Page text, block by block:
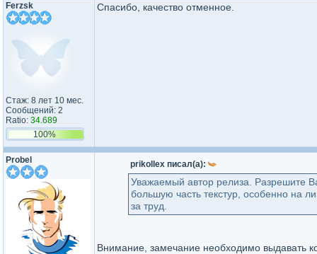
Ferzsk
Стаж: 8 лет 10 мес.
Сообщений: 2
Ratio: 34.689
100%
Спасибо, качество отменное.
Probel prikollex писал(а):
Уважаемый автор релиза. Разрешите
большую часть текстур, особенно на
за труд.
Внимание, замечание необходимо выдавать